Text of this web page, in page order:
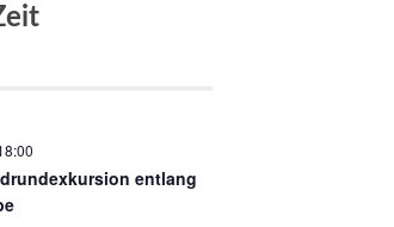
entlang